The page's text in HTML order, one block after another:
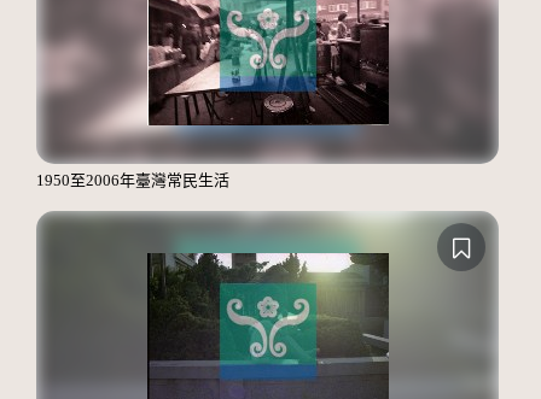
1950至2006年臺灣常民生活